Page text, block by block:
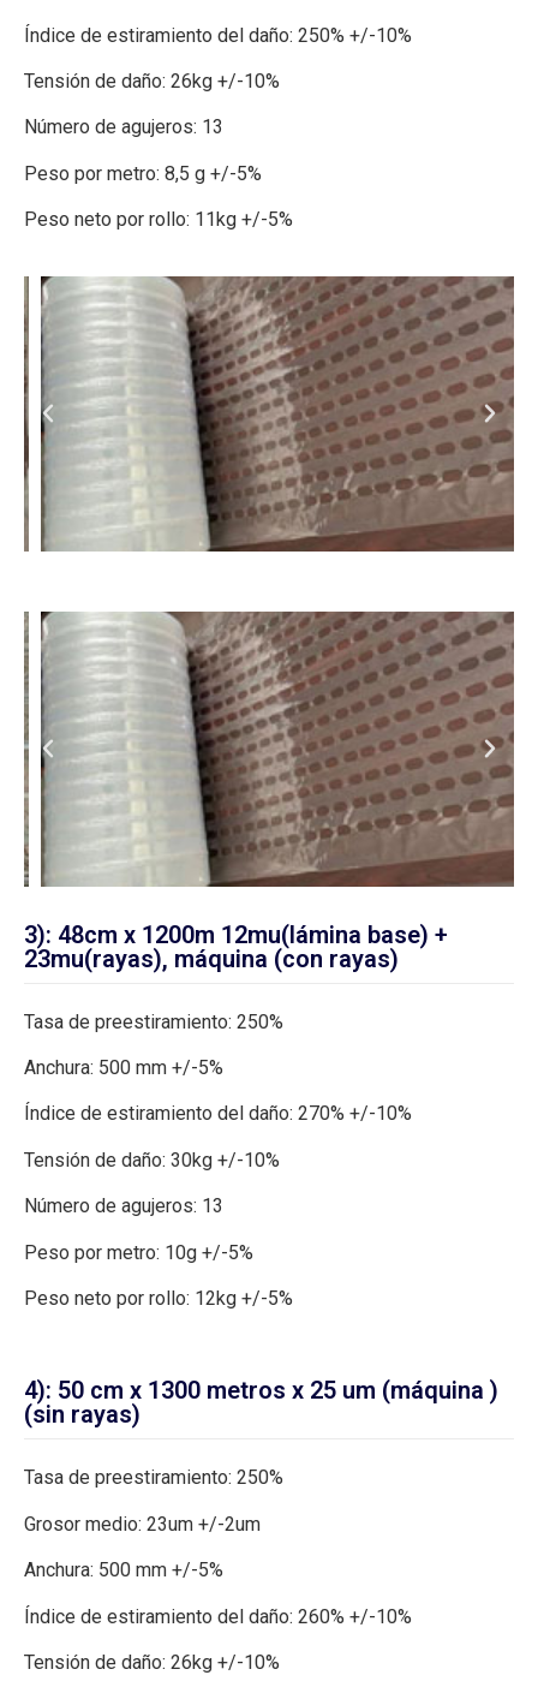
Índice de estiramiento del daño: 250% +/-10%
Tensión de daño: 26kg +/-10%
Número de agujeros: 13
Peso por metro: 8,5 g +/-5%
Peso neto por rollo: 11kg +/-5%
3): 48cm x 1200m 12mu(lámina base) +
23mu(rayas), máquina (con rayas)
Tasa de preestiramiento: 250%
Anchura: 500 mm +/-5%
Índice de estiramiento del daño: 270% +/-10%
Tensión de daño: 30kg +/-10%
Número de agujeros: 13
Peso por metro: 10g +/-5%
Peso neto por rollo: 12kg +/-5%
4): 50 cm x 1300 metros x 25 um (máquina )
(sin rayas)
Tasa de preestiramiento: 250%
Grosor medio: 23um +/-2um
Anchura: 500 mm +/-5%
Índice de estiramiento del daño: 260% +/-10%
Tensión de daño: 26kg +/-10%